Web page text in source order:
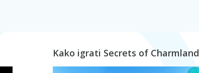
Kako igrati Secrets of Charmland